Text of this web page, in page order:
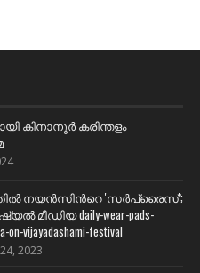
കിനാനൂർ കരിന്തളം
നയന്‍സിന്‍റെ 'സര്‍പ്രൈസ്';
മീഡിയ daily-wear-pads-
on-vijayadashami-festival
2023